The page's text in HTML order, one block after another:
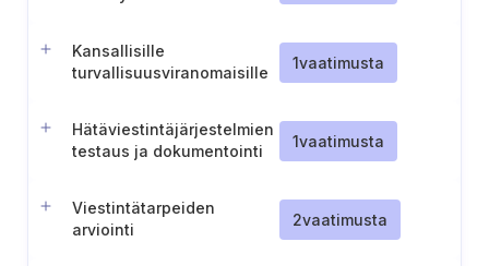
Kansallisille
turvallisuusviranomaisille
1vaatimusta
Hätäviestintäjärjestelmien
testaus ja dokumentointi
1vaatimusta
Viestintätarpeiden
arviointi
2vaatimusta